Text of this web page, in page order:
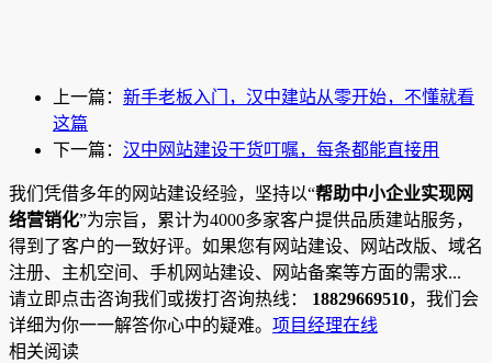
上一篇： 新手老板入门，汉中建站从零开始，不懂就看
这篇
下一篇： 汉中网站建设干货叮嘱，每条都能直接用
我们凭借多年的网站建设经验，坚持以“帮助中小企业实现网
络营销化”为宗旨，累计为4000多家客户提供品质建站服务，
得到了客户的一致好评。如果您有网站建设、网站改版、域名
注册、主机空间、手机网站建设、网站备案等方面的需求...
请立即点击咨询我们或拨打咨询热线：
18829669510，我们会
详细为你一一解答你心中的疑难。 项目经理在线
相关阅读